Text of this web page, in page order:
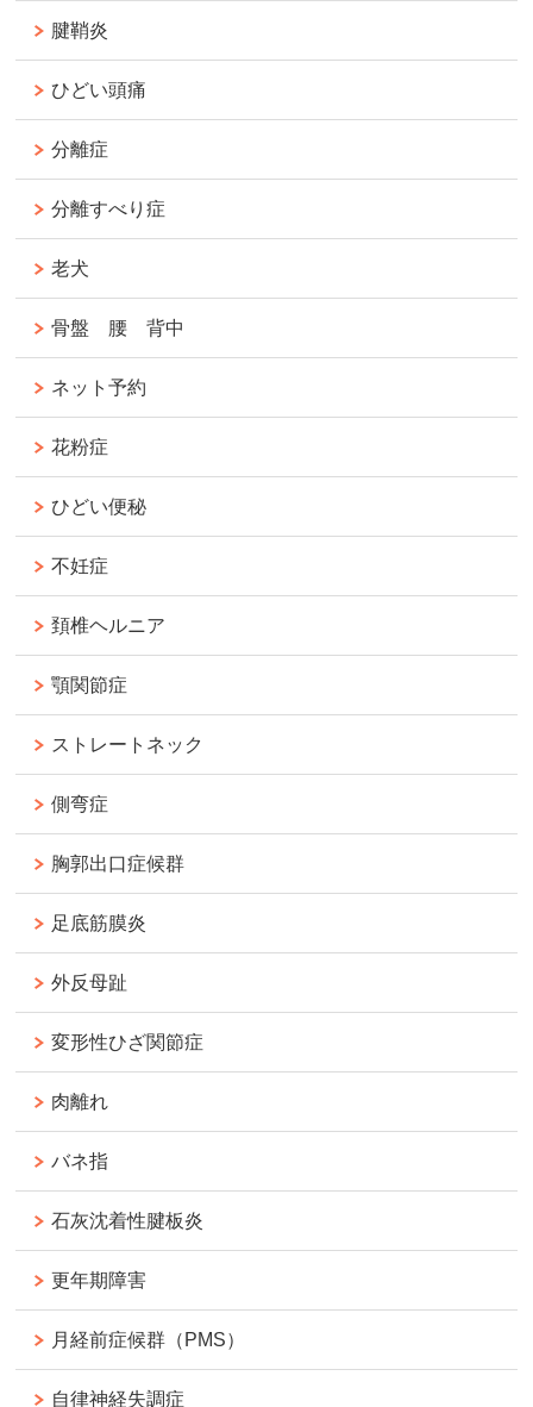
腱鞘炎
ひどい頭痛
分離症
分離すべり症
老犬
骨盤 腰 背中
ネット予約
花粉症
ひどい便秘
不妊症
頚椎ヘルニア
顎関節症
ストレートネック
側弯症
胸郭出口症候群
足底筋膜炎
外反母趾
変形性ひざ関節症
肉離れ
バネ指
石灰沈着性腱板炎
更年期障害
月経前症候群（PMS）
自律神経失調症